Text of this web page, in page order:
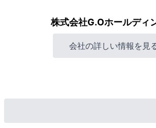
株式会社G.Oホールディ
会社の詳しい情報を見